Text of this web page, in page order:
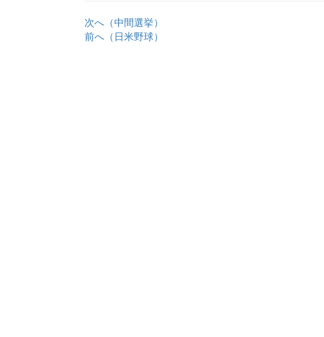
次へ（中間選挙）
前へ（日米野球）